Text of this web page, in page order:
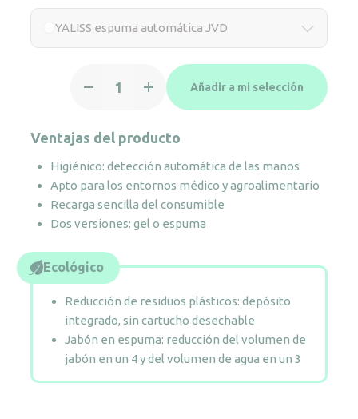
YALISS espuma automática JVD
espuma
JVD
cantidad
Añadir a mi selección
Ventajas del producto
Higiénico: detección automática de las manos
Apto para los entornos médico y agroalimentario
Recarga sencilla del consumible
Dos versiones: gel o espuma
Ecológico
Reducción de residuos plásticos: depósito
integrado, sin cartucho desechable
Jabón en espuma: reducción del volumen de
jabón en un 4 y del volumen de agua en un 3